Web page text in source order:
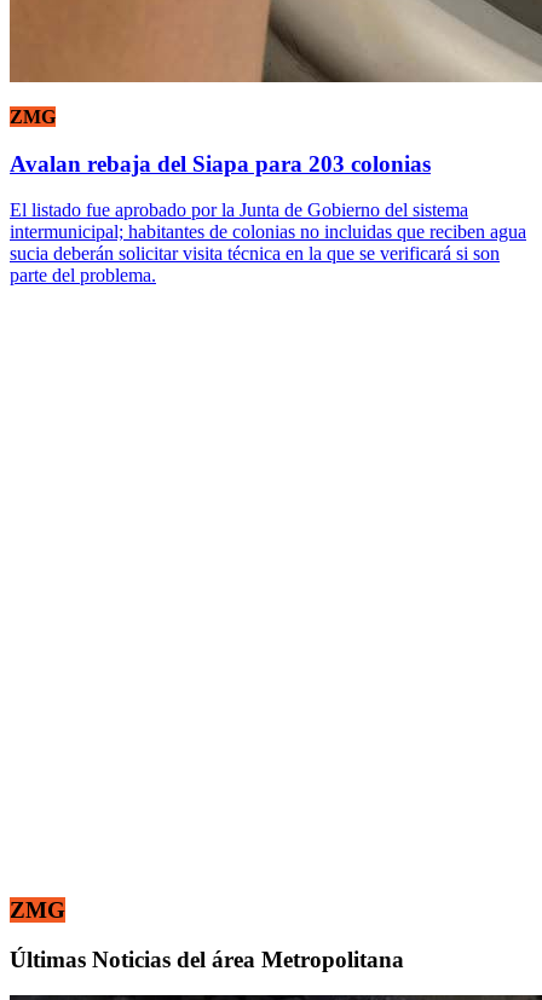
ZMG
Avalan rebaja del Siapa para 203 colonias
El listado fue aprobado por la Junta de Gobierno del sistema
intermunicipal; habitantes de colonias no incluidas que reciben agua
sucia deberán solicitar visita técnica en la que se verificará si son
parte del problema.
ZMG
Últimas Noticias del área Metropolitana